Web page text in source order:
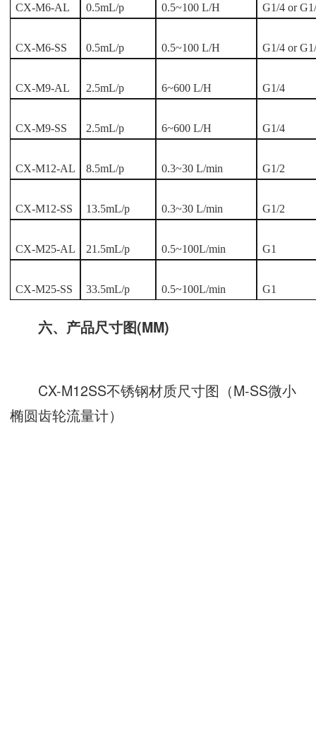
CX-M6-AL 0.5mL/p 0.5~100 L/H G1/4 or
CX-M6-SS 0.5mL/p 0.5~100 L/H G1/4 or
CX-M9-AL 2.5mL/p 6~600 L/H G1/4
CX-M9-SS 2.5mL/p 6~600 L/H G1/4
CX-M12-AL 8.5mL/p 0.3~30 L/min G1/2
CX-M12-SS 13.5mL/p 0.3~30 L/min G1/2
CX-M25-AL 21.5mL/p 0.5~100L/min G1
CX-M25-SS 33.5mL/p 0.5~100L/min G1
六、产品尺寸图(MM)
CX-M12SS不锈钢材质尺寸图（M-SS微小
椭圆齿轮流量计）